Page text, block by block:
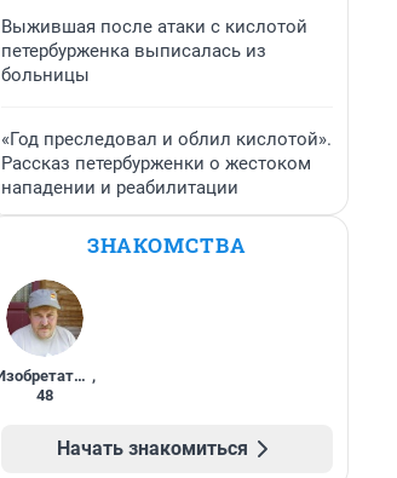
Выжившая после атаки с кислотой
петербурженка выписалась из
больницы
«Год преследовал и облил кислотой».
Рассказ петербурженки о жестоком
нападении и реабилитации
ЗНАКОМСТВА
Изобретатель ,
48
Начать знакомиться